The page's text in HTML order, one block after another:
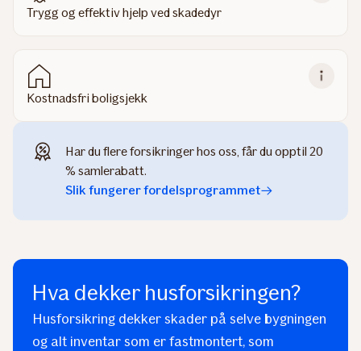
Trygg og effektiv hjelp ved skadedyr
Kostnadsfri boligsjekk
Har du flere forsikringer hos oss, får du opptil 20
% samlerabatt.
Slik fungerer fordelsprogrammet
Hva dekker husforsikringen?
Husforsikring dekker skader på selve bygningen
og alt inventar som er fastmontert, som